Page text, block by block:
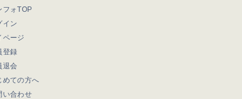
フォTOP
イン
ページ
登録
退会
めての方へ
い合わせ